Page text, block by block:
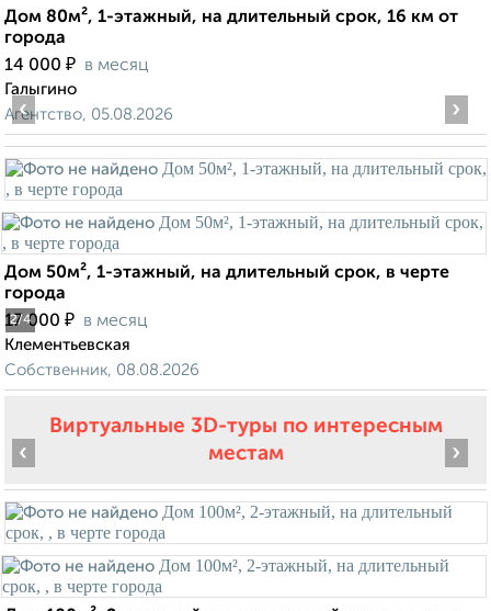
Дом 80м², 1-этажный, на длительный срок, 16 км от
города
14 000 ₽ в месяц
Галыгино
Агентство, 05.08.2026
2/4
‹ ›
Дом 50м², 1-этажный, на длительный срок, в черте
города
17 000 ₽ в месяц
Клементьевская
Собственник, 08.08.2026
Виртуальные 3D-туры по интересным
местам
‹ ›